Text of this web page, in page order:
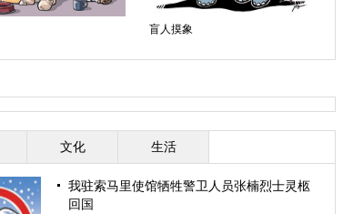
盲人摸象
文化 生活
我驻索马里使馆牺牲警卫人员张楠烈士灵柩
回国